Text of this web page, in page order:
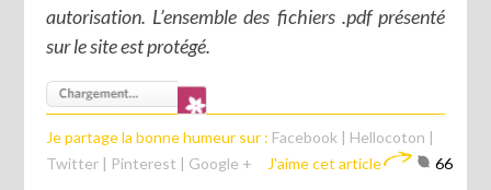
autorisation. L’ensemble des fichiers .pdf présenté
sur le site est protégé.
Je partage la bonne humeur sur : Facebook | Hellocoton |
Twitter | Pinterest | Google + J'aime cet article 66